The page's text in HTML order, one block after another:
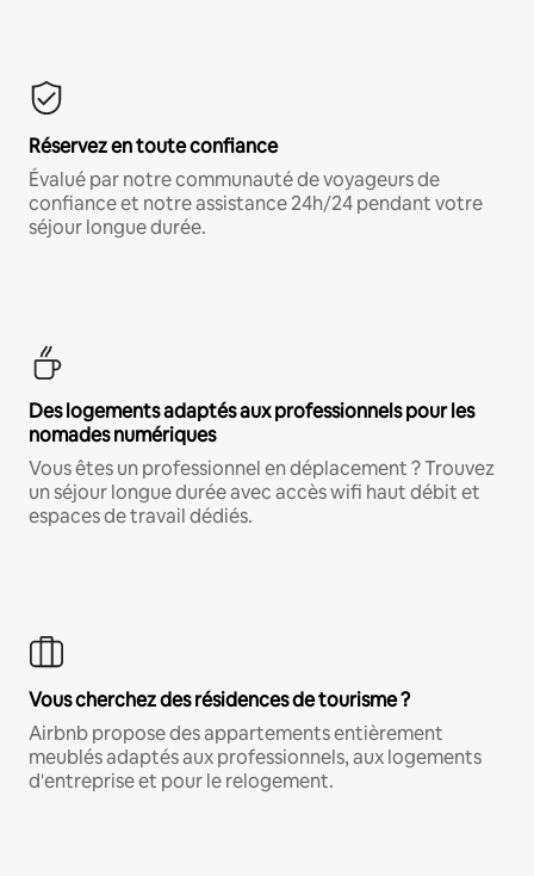
Réservez en toute confiance
Évalué par notre communauté de voyageurs de
confiance et notre assistance 24h/24 pendant votre
séjour longue durée.
Des logements adaptés aux professionnels pour les
nomades numériques
Vous êtes un professionnel en déplacement ? Trouvez
un séjour longue durée avec accès wifi haut débit et
espaces de travail dédiés.
Vous cherchez des résidences de tourisme ?
Airbnb propose des appartements entièrement
meublés adaptés aux professionnels, aux logements
d'entreprise et pour le relogement.